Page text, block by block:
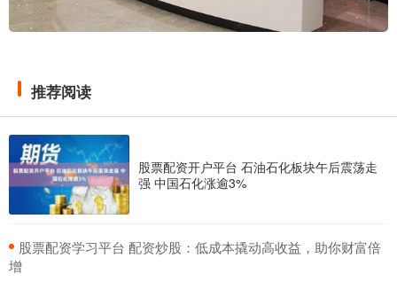
推荐阅读
股票配资开户平台 石油石化板块午后震荡走
强 中国石化涨逾3%
​股票配资学习平台 配资炒股：低成本撬动高收益，助你财富倍
增